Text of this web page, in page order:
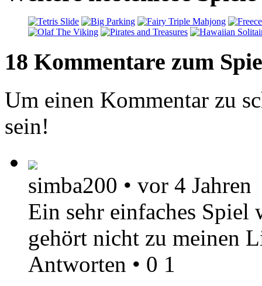
18 Kommentare zum
Um einen Kommentar zu
sein!
simba200 • vor 4 Jahren
Ein sehr einfaches Spiel
gehört nicht zu meinen
Antworten • 0 1